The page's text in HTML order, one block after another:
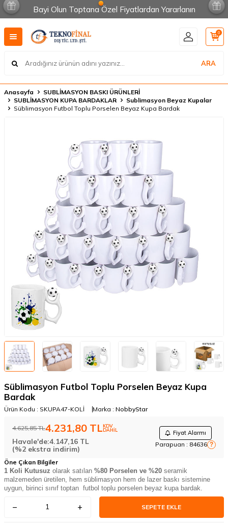
Bayi Olun Toptana Özel Fiyatlardan Yararlanın
ARA
0
Anasayfa
SUBLİMASYON BASKI ÜRÜNLERİ
SUBLİMASYON KUPA BARDAKLAR
Sublimasyon Beyaz Kupalar
Süblimasyon Futbol Toplu Porselen Beyaz Kupa Bardak
Süblimasyon Futbol Toplu Porselen Beyaz Kupa
Bardak
Ürün Kodu : SKUPA47-KOLİ Marka : NobbyStar
4.625,85TL4.231,80 TLKDV
DAHİL Fiyat Alarmı
Parapuan : 84636 ?
Havale'de:4.147,16 TL
(%2 ekstra indirim)
Öne Çıkan Bilgiler
1 Koli Kutusuz olarak satılan %80 Porselen ve %20 seramik
malzemeden üretilen, hem süblimasyon hem de lazer baskı sistemine
uygun, birinci sınıf toptan futbol toplu porselen beyaz kupa bardak.
SEPETE EKLE